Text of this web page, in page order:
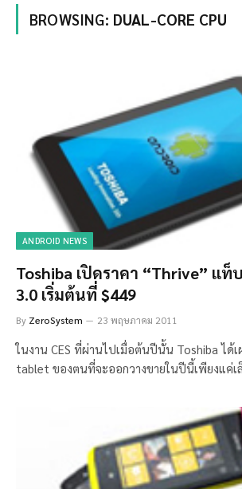
BROWSING: DUAL-CORE CPU
ANDROID NEWS
Toshiba เปิดราคา “Thrive” แท็
3.0 เริ่มต้นที่ $449
By ZeroSystem 23 พฤษภาคม 2011
ในงาน CES ที่ผ่านไปเมื่อต้นปีนั้น Toshiba ได้เ
tablet ของตนที่จะออกวางขายในปีนี้เพียงแค่เ